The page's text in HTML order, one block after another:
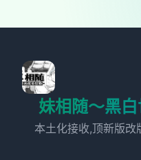
妹相随～黑
本土化接收,顶新版改